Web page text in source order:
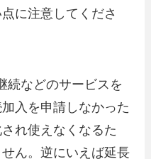
に注意してくださ
続などのサービスを
入を申請しなかった
れ使えなくなるた
ん。逆にいえば延長